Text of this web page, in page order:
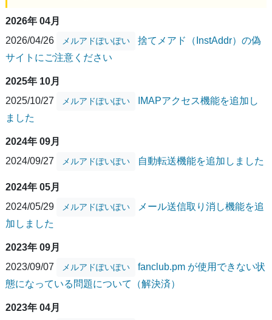
2026年 04月
2026/04/26
メルアドぽいぽい
捨てメアド（InstAddr）の偽
サイトにご注意ください
2025年 10月
2025/10/27
メルアドぽいぽい
IMAPアクセス機能を追加し
ました
2024年 09月
2024/09/27
メルアドぽいぽい 自動転送機能を追加しました
2024年 05月
2024/05/29
メルアドぽいぽい
メール送信取り消し機能を追
加しました
2023年 09月
2023/09/07
メルアドぽいぽい
fanclub.pm が使用できない状
態になっている問題について（解決済）
2023年 04月